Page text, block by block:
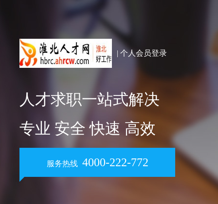
| 个人会员登录
人才求职一站式解决
专业 安全 快速 高效
服务热线 4000-222-772